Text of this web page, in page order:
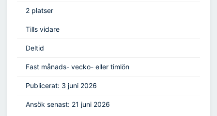
2 platser
Tills vidare
Deltid
Fast månads- vecko- eller timlön
Publicerat: 3 juni 2026
Ansök senast: 21 juni 2026